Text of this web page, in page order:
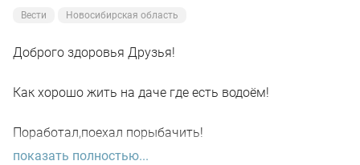
Вести Новосибирская область
Доброго здоровья Друзья!
Как хорошо жить на даче где есть водоём!
Поработал,поехал порыбачить!
показать полностью...